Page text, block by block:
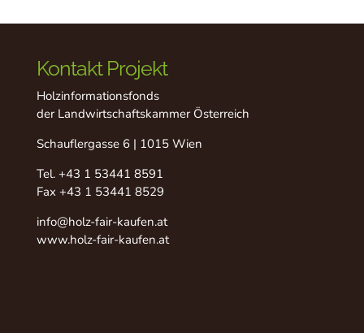
Kontakt Projekt
Holzinformationsfonds
der Landwirtschaftskammer Österreich
Schauflergasse 6 | 1015 Wien
Tel. +43 1 53441 8591
Fax +43 1 53441 8529
info@holz-fair-kaufen.at
www.holz-fair-kaufen.at